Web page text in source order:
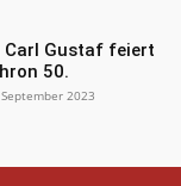
Carl Gustaf feiert
50.
2023